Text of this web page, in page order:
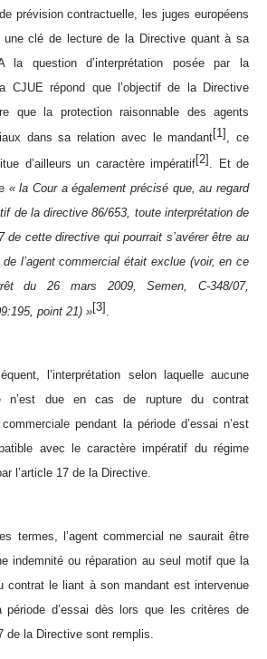
prévision contractuelle, les juges européens
une clé de lecture de la Directive quant à sa
la question d’interprétation posée par la
CJUE répond que l’objectif de la Directive
que la protection raisonnable des agents
dans sa relation avec le mandant[1] , ce
d’ailleurs un caractère impératif[2]. Et de
« la Cour a également précisé que, au regard
de la directive 86/653, toute interprétation de
de cette directive qui pourrait s’avérer être au
de l’agent commercial était exclue (voir, en ce
du 26 mars 2009, Semen, C-348/07,
point 21) »[3] .
l’interprétation selon laquelle aucune
n’est due en cas de rupture du contrat
commerciale pendant la période d’essai n’est
avec le caractère impératif du régime
l’article 17 de la Directive.
termes, l’agent commercial ne saurait être
indemnité ou réparation au seul motif que la
contrat le liant à son mandant est intervenue
période d’essai dès lors que les critères de
de la Directive sont remplis.